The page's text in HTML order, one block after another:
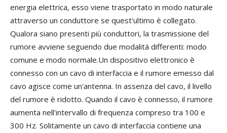
energia elettrica, esso viene trasportato in modo naturale
attraverso un conduttore se quest'ultimo è collegato.
Qualora siano presenti più conduttori, la trasmissione del
rumore avviene seguendo due modalità differenti: modo
comune e modo normale.Un dispositivo elettronico è
connesso con un cavo di interfaccia e il rumore emesso dal
cavo agisce come un'antenna. In assenza del cavo, il livello
del rumore è ridotto. Quando il cavo è connesso, il rumore
aumenta nell'intervallo di frequenza compreso tra 100 e
300 Hz. Solitamente un cavo di interfaccia contiene una